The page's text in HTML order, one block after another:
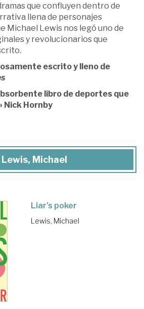
que confluyen dentro de
llena de personajes
Michael Lewis nos legó uno de
y revolucionarios que
escrito y lleno de
libro de deportes que
Nick Hornby
Michael
Liar's poker
Lewis, Michael